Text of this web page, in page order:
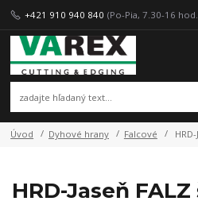
+421 910 940 840 (Po-Pia, 7.30-16
Úvod Dyhové hrany Falcové
HRD-Jaseň